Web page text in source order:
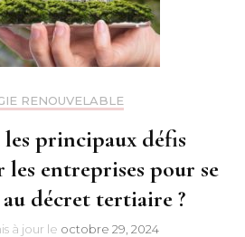
RENOUVELABLE
principaux défis
entreprises pour se
décret tertiaire ?
à jour le octobre 29, 2024